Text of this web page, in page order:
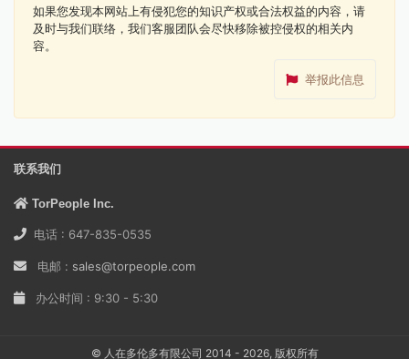
如果您发现本网站上有侵犯您的知识产权或合法权益的内容，请
及时与我们联络，我们客服团队会尽快移除被控侵权的相关内
容。
举报此信息
联系我们
TorPeople Inc.
电话 : 647-835-0535
电邮 : sales@torpeople.com
办公时间 : 9:30 - 5:30
© 人在多伦多有限公司 2014 - 2026, 版权所有